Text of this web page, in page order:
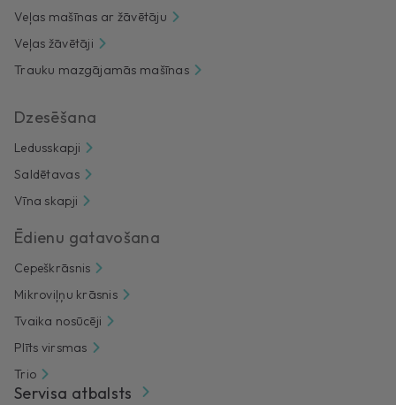
Veļas mašīnas ar žāvētāju
Veļas žāvētāji
Trauku mazgājamās mašīnas
Dzesēšana
Ledusskapji
Saldētavas
Vīna skapji
Ēdienu gatavošana
Cepeškrāsnis
Mikroviļņu krāsnis
Tvaika nosūcēji
Plīts virsmas
Trio
Servisa atbalsts